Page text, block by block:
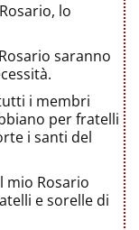
lo
saranno
i membri
per fratelli
i santi del
mio Rosario
e sorelle di